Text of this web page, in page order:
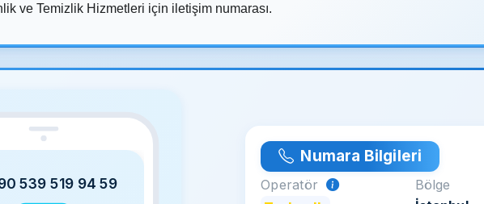
ve Temizlik Hizmetleri için iletişim numarası.
539 519 94 59
Numara Bilgileri
Operatör
Bölge